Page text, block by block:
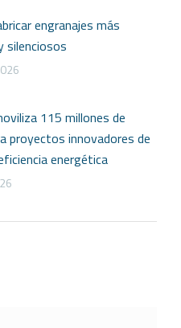
engranajes más
silenciosos
115 millones de
proyectos innovadores de
energética